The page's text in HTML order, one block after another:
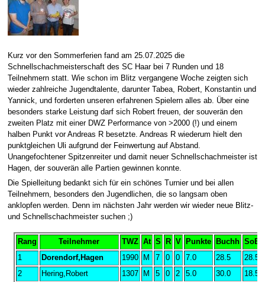
Kurz vor den Sommerferien fand am 25.07.2025 die
Schnellschachmeisterschaft des SC Haar bei 7 Runden und 18
Teilnehmern statt. Wie schon im Blitz vergangene Woche zeigten sich
wieder zahlreiche Jugendtalente, darunter Tabea, Robert, Konstantin und
Yannick, und forderten unseren erfahrenen Spielern alles ab. Über eine
besonders starke Leistung darf sich Robert freuen, der souverän den
zweiten Platz mit einer DWZ Performance von >2000 (!) und einem
halben Punkt vor Andreas R besetzte. Andreas R wiederum hielt den
punktgleichen Uli aufgrund der Feinwertung auf Abstand.
Unangefochtener Spitzenreiter und damit neuer Schnellschachmeister ist
Hagen, der souverän alle Partien gewinnen konnte.
Die Spielleitung bedankt sich für ein schönes Turnier und bei allen
Teilnehmern, besonders den Jugendlichen, die so langsam oben
anklopfen werden. Denn im nächsten Jahr werden wir wieder neue Blitz-
und Schnellschachmeister suchen ;)
Rang Teilnehmer TWZ At S R V Punkte Buchh
1
Dorendorf,Hagen 1990 M 7 0 0 7.0 28.5
28.50
2
Hering,Robert 1307 M 5 0 2 5.0 30.0
18.50